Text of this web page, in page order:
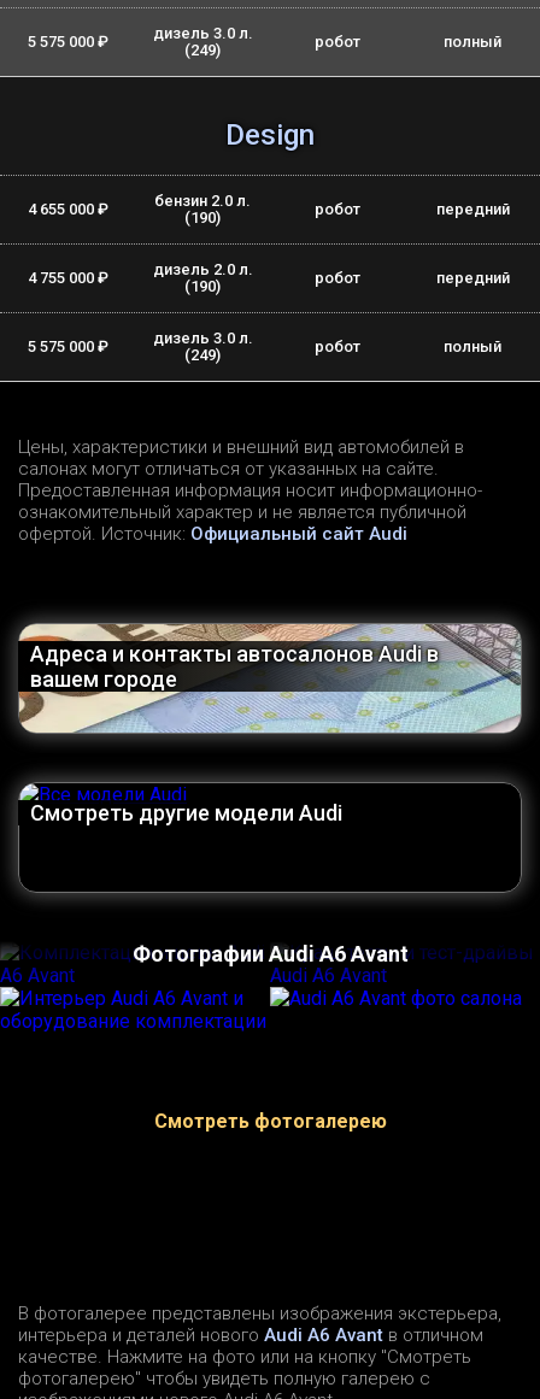
5 575 000 ₽
дизель 3.0 л.
(249)
робот полный
Design
4 655 000 ₽
бензин 2.0 л.
(190)
робот передний
4 755 000 ₽
дизель 2.0 л.
(190)
робот передний
5 575 000 ₽
дизель 3.0 л.
(249)
робот полный
Цены, характеристики и внешний вид автомобилей в
салонах могут отличаться от указанных на сайте.
Предоставленная информация носит информационно-
ознакомительный характер и не является публичной
офертой. Источник: Официальный сайт Audi
Адреса и контакты автосалонов Audi в
вашем городе
Смотреть другие модели Audi
Фотографии Audi A6 Avant
Смотреть фотогалерею
В фотогалерее представлены изображения экстерьера,
интерьера и деталей нового Audi A6 Avant в отличном
качестве. Нажмите на фото или на кнопку "Смотреть
фотогалерею" чтобы увидеть полную галерею с